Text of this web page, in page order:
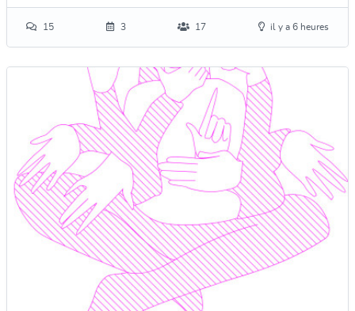
15 3 17 il y a 6 heures